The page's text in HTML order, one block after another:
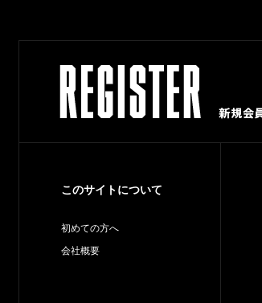
このサイトについて
初めての方へ
会社概要